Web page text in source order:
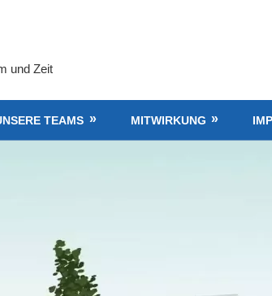
und Zeit
TEAMS MITWIRKUNG